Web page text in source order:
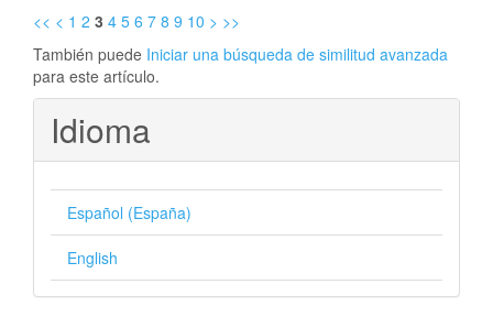
<< < 1 2 3 4 5 6 7 8 9 10 > >>
También puede Iniciar una búsqueda de similitud avanzada
para este artículo.
Idioma
Español (España)
English